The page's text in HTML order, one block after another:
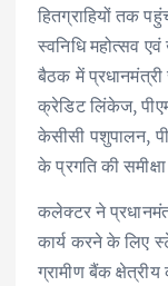
हितग्राहियों तक
स्वनिधि महोत्सव
बैठक में
क्रेडिट लिंकेज,
केसीसी पशुपालन,
के प्रगति की
कलेक्टर ने
कार्य करने के लिए
ग्रामीण बैंक